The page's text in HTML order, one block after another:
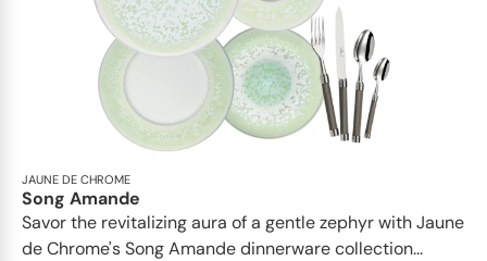
JAUNE DE CHROME
Song Amande
Savor the revitalizing aura of a gentle zephyr with Jaune
de Chrome's Song Amande dinnerware collection...